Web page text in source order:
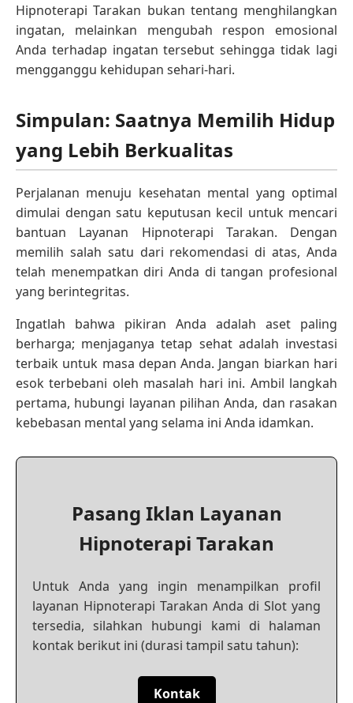
Hipnoterapi Tarakan bukan tentang menghilangkan
ingatan, melainkan mengubah respon emosional
Anda terhadap ingatan tersebut sehingga tidak lagi
mengganggu kehidupan sehari-hari.
Simpulan: Saatnya Memilih Hidup
yang Lebih Berkualitas
Perjalanan menuju kesehatan mental yang optimal
dimulai dengan satu keputusan kecil untuk mencari
bantuan Layanan Hipnoterapi Tarakan. Dengan
memilih salah satu dari rekomendasi di atas, Anda
telah menempatkan diri Anda di tangan profesional
yang berintegritas.
Ingatlah bahwa pikiran Anda adalah aset paling
berharga; menjaganya tetap sehat adalah investasi
terbaik untuk masa depan Anda. Jangan biarkan hari
esok terbebani oleh masalah hari ini. Ambil langkah
pertama, hubungi layanan pilihan Anda, dan rasakan
kebebasan mental yang selama ini Anda idamkan.
Pasang Iklan Layanan
Hipnoterapi Tarakan
Untuk Anda yang ingin menampilkan profil
layanan Hipnoterapi Tarakan Anda di Slot yang
tersedia, silahkan hubungi kami di halaman
kontak berikut ini (durasi tampil satu tahun):
Kontak